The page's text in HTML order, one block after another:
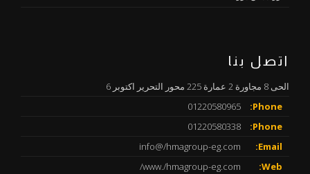
اتصل بنا
الحى 8 مجاورة 2 عمارة 225 محور التحرير اكتوبر 6
Phone:
01220580965
Phone:
01220580338
Email:
info@/hmagroup-eg.com
Web:
www./hmagroup-eg.com/